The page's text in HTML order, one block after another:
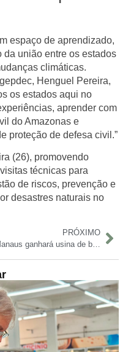
espaço de aprendizado,
da união entre os estados
climáticas.
Henguel Pereira,
os estados aqui no
aprender com
do Amazonas e
proteção de defesa civil.”
(26), promovendo
técnicas para
de riscos, prevenção e
desastres naturais no
PRÓXIMO
Manaus ganhará usina de biometano para gerar energia limpa a partir do lixo orgânico